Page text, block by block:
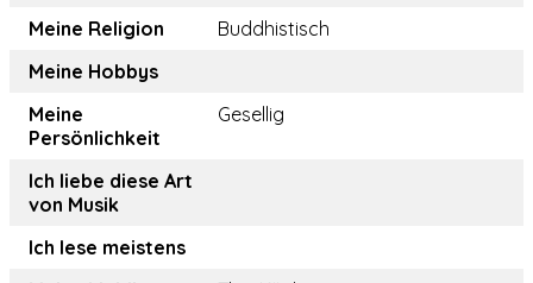
Meine Religion
Buddhistisch
Meine Hobbys
Meine
Persönlichkeit
Gesellig
Ich liebe diese Art
von Musik
Ich lese meistens